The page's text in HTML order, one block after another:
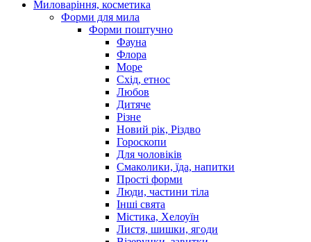
Миловаріння, косметика
Форми для мила
Форми поштучно
Фауна
Флора
Море
Схід, етнос
Любов
Дитяче
Різне
Новий рік, Різдво
Гороскопи
Для чоловіків
Смаколики, їда, напитки
Прості форми
Люди, частини тіла
Інші свята
Містика, Хелоуїн
Листя, шишки, ягоди